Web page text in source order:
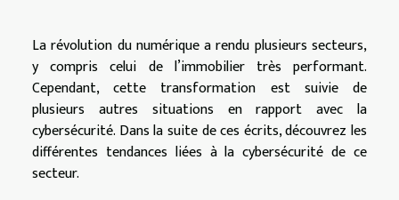
La révolution du numérique a rendu plusieurs secteurs,
y compris celui de l’immobilier très performant.
Cependant, cette transformation est suivie de
plusieurs autres situations en rapport avec la
cybersécurité. Dans la suite de ces écrits, découvrez les
différentes tendances liées à la cybersécurité de ce
secteur.